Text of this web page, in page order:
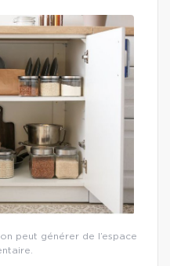
peut générer de l’espace